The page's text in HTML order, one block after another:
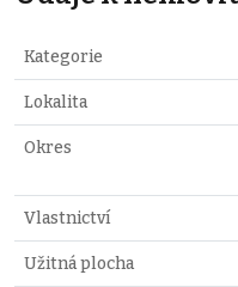
Kategorie
Lokalita
Okres
Vlastnictví
Užitná plocha